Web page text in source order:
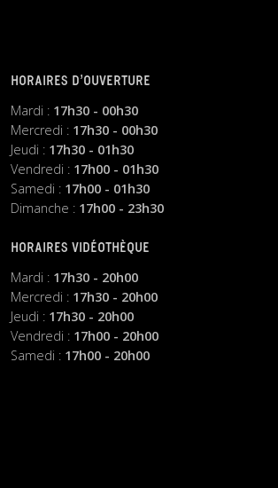
HORAIRES D’OUVERTURE
Mardi : 17h30 - 00h30
Mercredi : 17h30 - 00h30
Jeudi : 17h30 - 01h30
Vendredi : 17h00 - 01h30
Samedi : 17h00 - 01h30
Dimanche : 17h00 - 23h30
HORAIRES VIDÉOTHÈQUE
Mardi : 17h30 - 20h00
Mercredi : 17h30 - 20h00
Jeudi : 17h30 - 20h00
Vendredi : 17h00 - 20h00
Samedi : 17h00 - 20h00